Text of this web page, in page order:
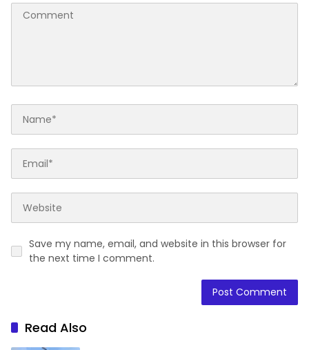
Save my name, email, and website in this browser for
the next time I comment.
Read Also